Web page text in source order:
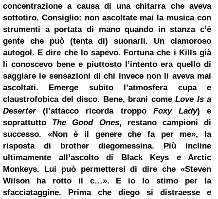
concentrazione a causa di una chitarra che aveva
sottotiro. Consiglio: non ascoltate mai la musica con
strumenti a portata di mano quando in stanza c’è
gente che può (tenta di) suonarli. Un clamoroso
autogol. E dire che lo sapevo. Fortuna che i Kills già
li conoscevo bene e piuttosto l’intento era quello di
saggiare le sensazioni di chi invece non li aveva mai
ascoltati. Emerge subito l’atmosfera cupa e
claustrofobica del disco. Bene, brani come Love Is a
Deserter(l’attacco ricorda troppo Foxy Lady) e
soprattutto The Good Ones, restano campioni di
successo. «Non è il genere che fa per me», la
risposta di brother diegomessina. Più incline
ultimamente all’ascolto di
Black Keys e Arctic
Monkeys. Lui può permettersi di dire che «Steven
Wilson ha rotto il c…». E io lo stimo per la
sfacciataggine. Prima che diego si distraesse e